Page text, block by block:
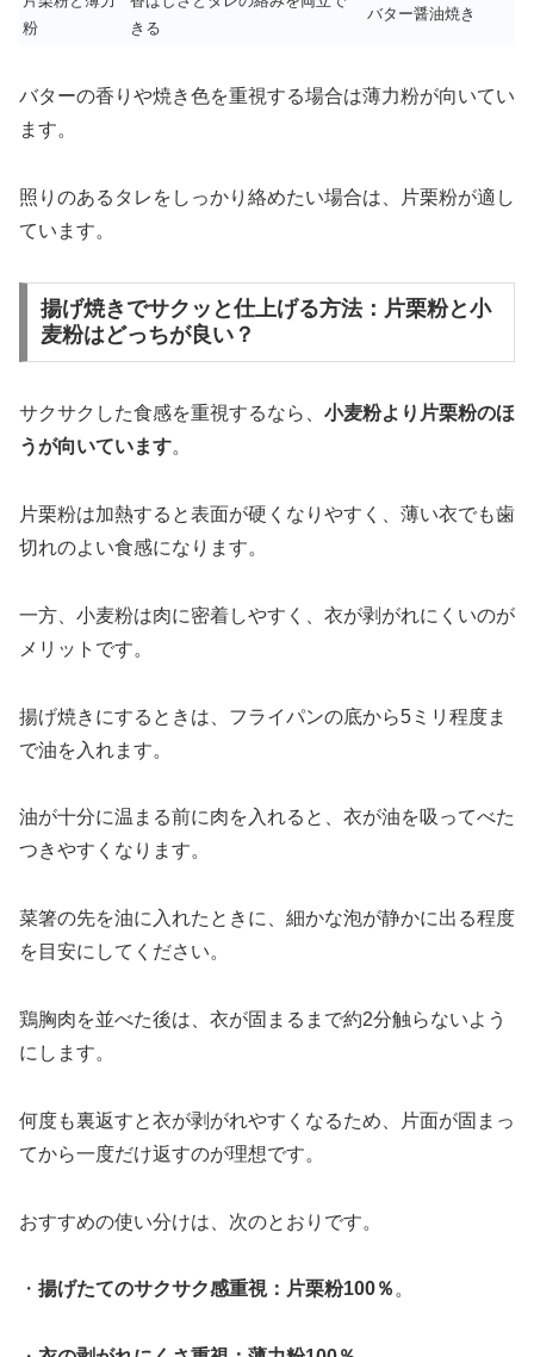
粉
きる
バター醤油焼き
バターの香りや焼き色を重視する場合は薄力粉が向いてい
ます。
照りのあるタレをしっかり絡めたい場合は、片栗粉が適し
ています。
揚げ焼きでサクッと仕上げる方法：片栗粉と小
麦粉はどっちが良い？
サクサクした食感を重視するなら、 小麦粉より片栗粉のほ
うが向いています。
片栗粉は加熱すると表面が硬くなりやすく、薄い衣でも歯
切れのよい食感になります。
一方、小麦粉は肉に密着しやすく、衣が剥がれにくいのが
メリットです。
揚げ焼きにするときは、フライパンの底から5ミリ程度ま
で油を入れます。
油が十分に温まる前に肉を入れると、衣が油を吸ってべた
つきやすくなります。
菜箸の先を油に入れたときに、細かな泡が静かに出る程度
を目安にしてください。
鶏胸肉を並べた後は、衣が固まるまで約2分触らないよう
にします。
何度も裏返すと衣が剥がれやすくなるため、片面が固まっ
てから一度だけ返すのが理想です。
おすすめの使い分けは、次のとおりです。
・ 揚げたてのサクサク感重視：片栗粉100％。